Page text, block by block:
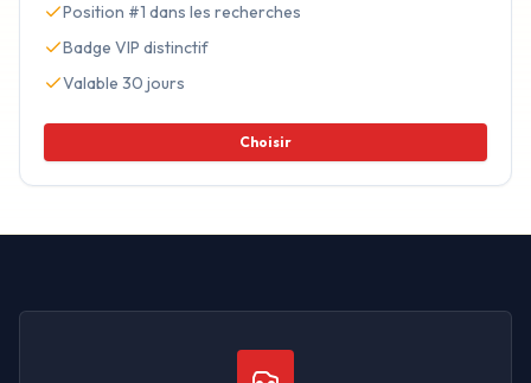
Position #1 dans les recherches
Badge VIP distinctif
Valable 30 jours
Choisir